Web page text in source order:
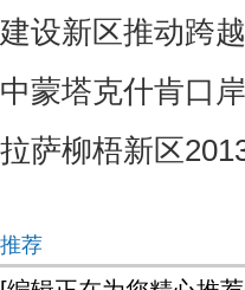
建设新区推动跨
中蒙塔克什肯口
拉萨柳梧新区
推荐